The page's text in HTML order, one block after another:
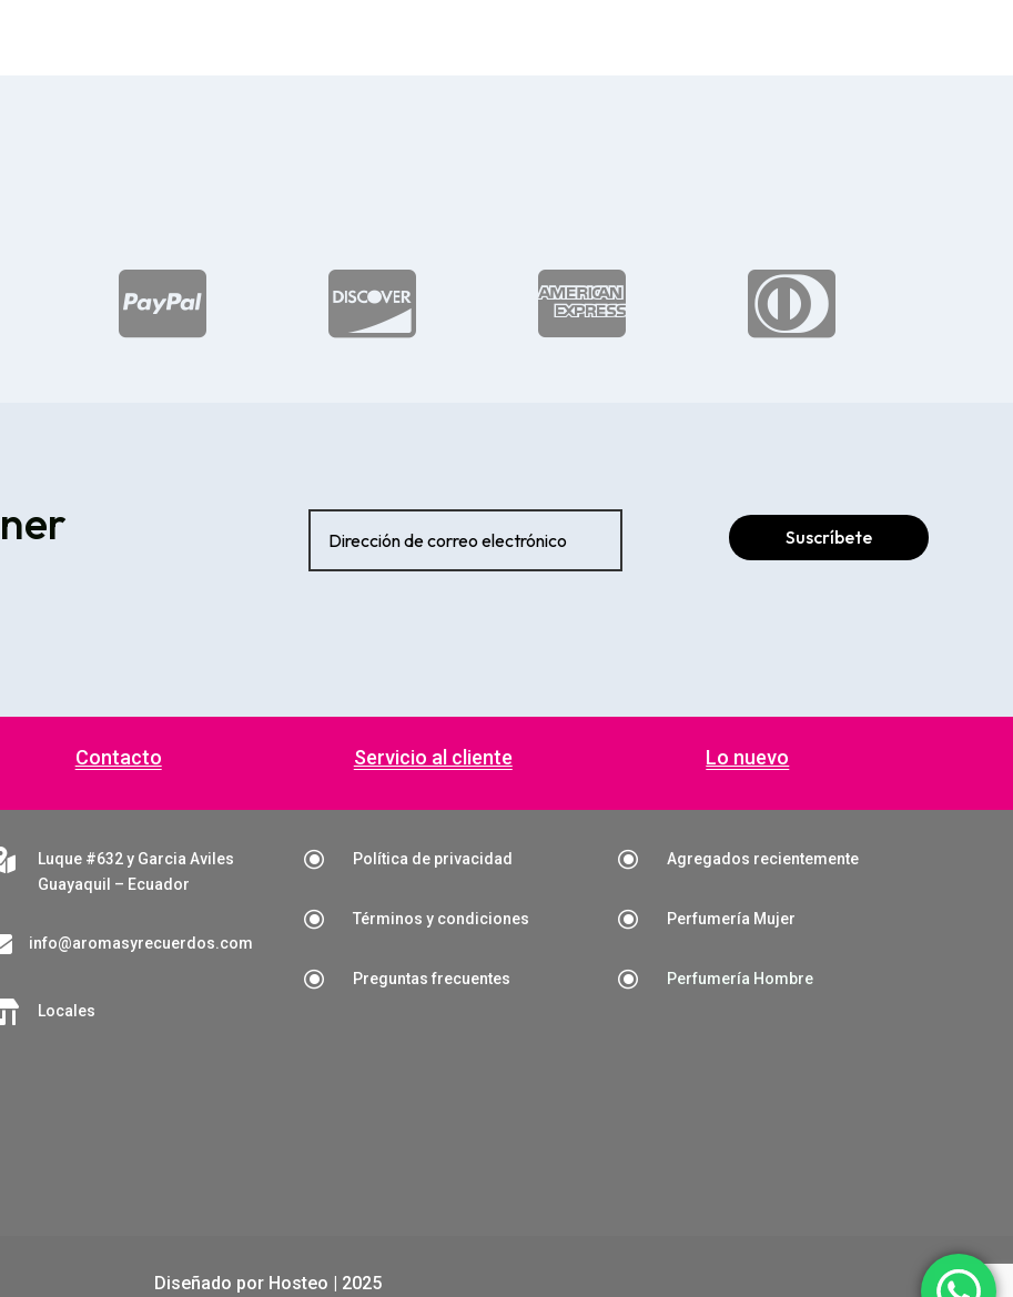
   
Suscríbete
Contacto Servicio al cliente Lo nuevo
Luque #632 y Garcia Aviles
Guayaquil – Ecuador
info@aromasyrecuerdos.com
Locales
\ Política de privacidad
\ Términos y condiciones
\ Preguntas frecuentes
\ Agregados recientemente
\ Perfumería Mujer
\ Perfumería Hombre
Diseñado por Hosteo | 2025